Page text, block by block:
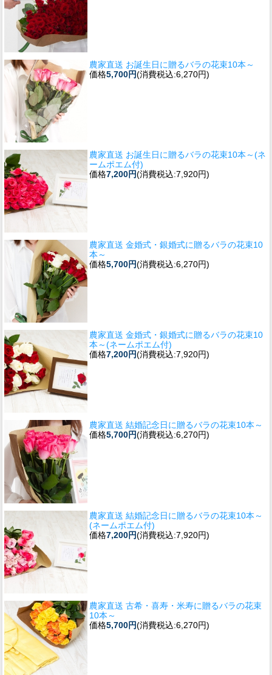
農家直送 お誕生日に贈るバラの花束10本～
価格5,700円(消費税込:6,270円)
農家直送 お誕生日に贈るバラの花束10本～(ネ
ームポエム付)
価格7,200円(消費税込:7,920円)
農家直送 金婚式・銀婚式に贈るバラの花束10
本～
価格5,700円(消費税込:6,270円)
農家直送 金婚式・銀婚式に贈るバラの花束10
本～(ネームポエム付)
価格7,200円(消費税込:7,920円)
農家直送 結婚記念日に贈るバラの花束10本～
価格5,700円(消費税込:6,270円)
農家直送 結婚記念日に贈るバラの花束10本～
(ネームポエム付)
価格7,200円(消費税込:7,920円)
農家直送 古希・喜寿・米寿に贈るバラの花束
10本～
価格5,700円(消費税込:6,270円)